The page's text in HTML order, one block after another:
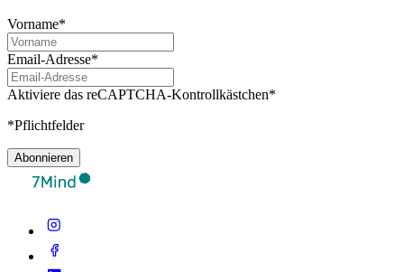
Vorname*
Email-Adresse*
Aktiviere das reCAPTCHA-Kontrollkästchen*
*Pflichtfelder
Abonnieren